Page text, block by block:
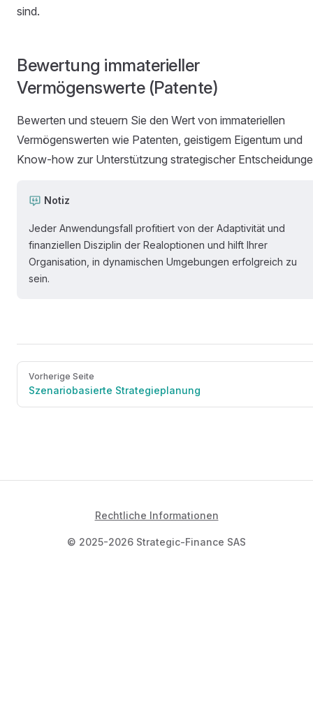
sind.
Bewertung immaterieller
Vermögenswerte (Patente)
Bewerten und steuern Sie den Wert von immateriellen
Vermögenswerten wie Patenten, geistigem Eigentum und
Know-how zur Unterstützung strategischer
Notiz
Jeder Anwendungsfall profitiert von der Adaptivität und
finanziellen Disziplin der Realoptionen und hilft Ihrer
Organisation, in dynamischen Umgebungen erfolgreich zu
sein.
Vorherige Seite
Szenariobasierte Strategieplanung
Rechtliche Informationen
© 2025-2026 Strategic-Finance SAS